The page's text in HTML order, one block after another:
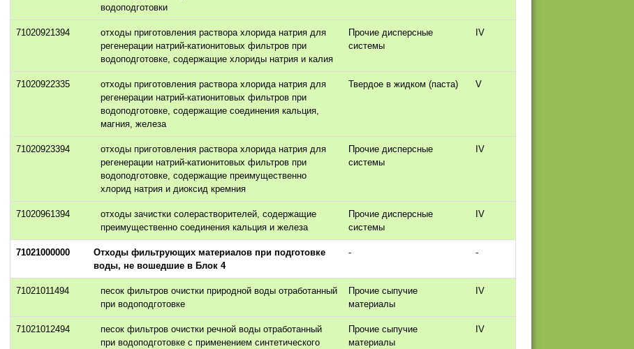
водоподготовки
71020921394
отходы приготовления раствора хлорида натрия для
регенерации натрий-катионитовых фильтров при
водоподготовке, содержащие хлориды натрия и калия
Прочие дисперсные
системы
IV
71020922335
отходы приготовления раствора хлорида натрия для
регенерации натрий-катионитовых фильтров при
водоподготовке, содержащие соединения кальция,
магния, железа
Твердое в жидком (паста) V
71020923394
отходы приготовления раствора хлорида натрия для
регенерации натрий-катионитовых фильтров при
водоподготовке, содержащие преимущественно
хлорид натрия и диоксид кремния
Прочие дисперсные
системы
IV
71020961394
отходы зачистки солерастворителей, содержащие
преимущественно соединения кальция и железа
Прочие дисперсные
системы
IV
71021000000
Отходы фильтрующих материалов при подготовке
воды, не вошедшие в Блок 4
- -
71021011494
песок фильтров очистки природной воды отработанный
при водоподготовке
Прочие сыпучие
материалы
IV
71021012494
песок фильтров очистки речной воды отработанный
при водоподготовке с применением синтетического
Прочие сыпучие
материалы
IV